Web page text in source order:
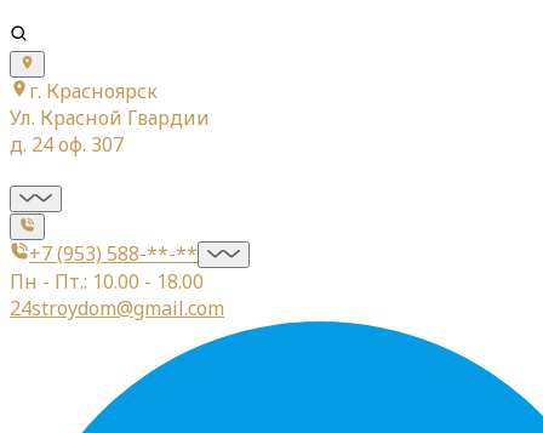
г. Красноярск
Ул. Красной Гвардии
д. 24 оф. 307
+7 (953) 588-**-**
Пн - Пт.: 10.00 - 18.00
24stroydom@gmail.com